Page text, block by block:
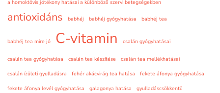
a homoktövis jótékony hatásai a különböző szervi betegségekben
antioxidáns babhéj babhéj gyógyhatása babhéj tea
babhéj tea mire jó C-vitamin csalán gyógyhatásai
csalán tea gyógyhatása csalán tea készítése
csalán tea mellékhatásai
csalán ízületi gyulladásra
fehér akácvirág tea hatása
fekete áfonya gyógyhatása
fekete áfonya levél gyógyhatása
galagonya hatása
gyulladáscsökkentő